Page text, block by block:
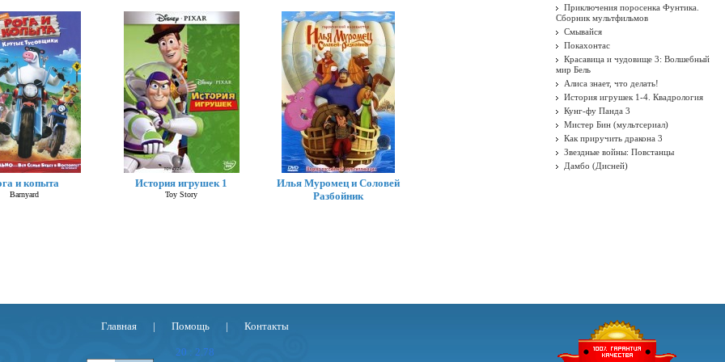
и копыта
Barnyard
История игрушек 1
Toy Story
Илья Муромец и Соловей
Разбойник
Приключения поросенка Фунтика.
Сборник мультфильмов
Смывайся
Покахонтас
Красавица и чудовище 3: Волшебный
мир Бель
Алиса знает, что делать!
История игрушек 1-4. Квадрология
Кунг-фу Панда 3
Мистер Бин (мультсериал)
Как приручить дракона 3
Звездные войны: Повстанцы
Дамбо (Дисней)
Главная | Помощь | Контакты
20 : 2.78